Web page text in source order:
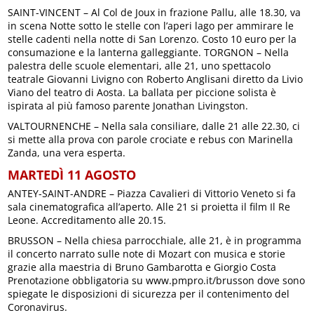
SAINT-VINCENT – Al Col de Joux in frazione Pallu, alle 18.30, va
in scena Notte sotto le stelle con l’aperi lago per ammirare le
stelle cadenti nella notte di San Lorenzo. Costo 10 euro per la
consumazione e la lanterna galleggiante. TORGNON – Nella
palestra delle scuole elementari, alle 21, uno spettacolo
teatrale Giovanni Livigno con Roberto Anglisani diretto da Livio
Viano del teatro di Aosta. La ballata per piccione solista è
ispirata al più famoso parente Jonathan Livingston.
VALTOURNENCHE – Nella sala consiliare, dalle 21 alle 22.30, ci
si mette alla prova con parole crociate e rebus con Marinella
Zanda, una vera esperta.
MARTEDÌ 11 AGOSTO
ANTEY-SAINT-ANDRE – Piazza Cavalieri di Vittorio Veneto si fa
sala cinematografica all’aperto. Alle 21 si proietta il film Il Re
Leone. Accreditamento alle 20.15.
BRUSSON – Nella chiesa parrocchiale, alle 21, è in programma
il concerto narrato sulle note di Mozart con musica e storie
grazie alla maestria di Bruno Gambarotta e Giorgio Costa
Prenotazione obbligatoria su www.pmpro.it/brusson dove sono
spiegate le disposizioni di sicurezza per il contenimento del
Coronavirus.